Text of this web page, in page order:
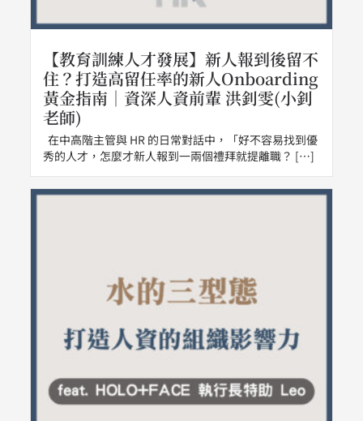
【教育訓練人才發展】新人報到後留不
住？打造高留任率的新人Onboarding
黃金指南｜資深人資前輩 洪釗雯(小釗
老師)
在中高階主管與 HR 的日常對話中，「好不容易找到優
秀的人才，怎麼才新人報到一兩個禮拜就提離職？ […]